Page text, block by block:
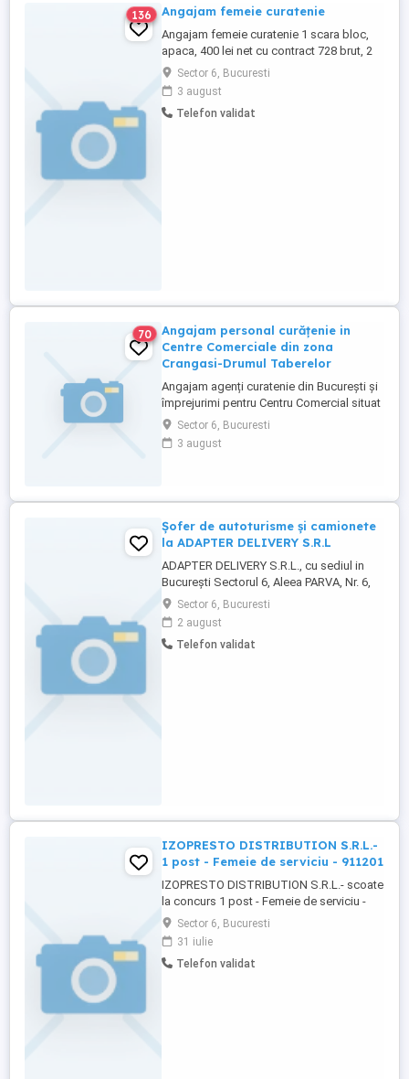
136 Angajam femeie curatenie
Angajam femeie curatenie 1 scara bloc,
apaca, 400 lei net cu contract 728 brut, 2
ore zi, tel.
Sector 6, Bucuresti
3 august
Telefon validat
70
Angajam personal curățenie in
Centre Comerciale din zona
Crangasi-Drumul Taberelor
Angajam agenți curatenie din București și
împrejurimi pentru Centru Comercial situat
în zona Auchan Crangasi, sector 6, pe
galeriia comercială Programul de lucru
este om de 8 ore pe zi, iar salariul și
telefonul sau mesajele ...
Sector 6, Bucuresti
3 august
Șofer de autoturisme și camionete
la ADAPTER DELIVERY S.R.L
ADAPTER DELIVERY S.R.L., cu sediul in
Bucureşti Sectorul 6, Aleea PARVA, Nr. 6,
Bloc C37, Scara 1, Etaj 7, Apartament 32,
angajeaza 5 persoane pe postul de Șofer
de autoturisme și camionete. Candidatii
trebuie sa aibe cunostinte de limba
Sector 6, Bucuresti
2 august
Telefon validat
IZOPRESTO DISTRIBUTION S.R.L.-
1 post - Femeie de serviciu - 911201
IZOPRESTO DISTRIBUTION S.R.L.- scoate
la concurs 1 post - Femeie de serviciu -
911201 Cerinte: cunostinte de limba
engleza, persoana flexibila, dedicata, cu o
mare atentie la detalii si bune abilitati
organizatorice. Cei interesati pot trimite
Sector 6, Bucuresti
31 iulie
Telefon validat